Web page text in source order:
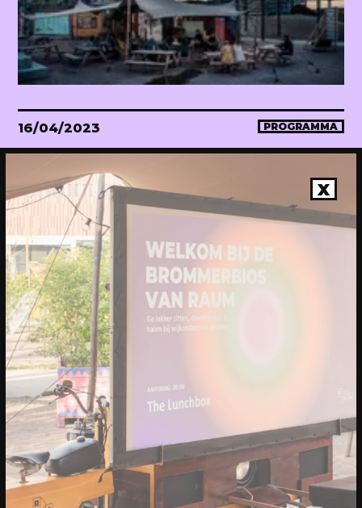
16/04/2023 PROGRAMMA
WEKEA Opening: Maak mee!
Onthulling van de megahuiskamer
van de stad. Met diverse events.
20/04/2023 CONFERENTIE
Sprekers: Onze stad, ons canvas
Over de sprekers van Onze stad, ons
canvas
X